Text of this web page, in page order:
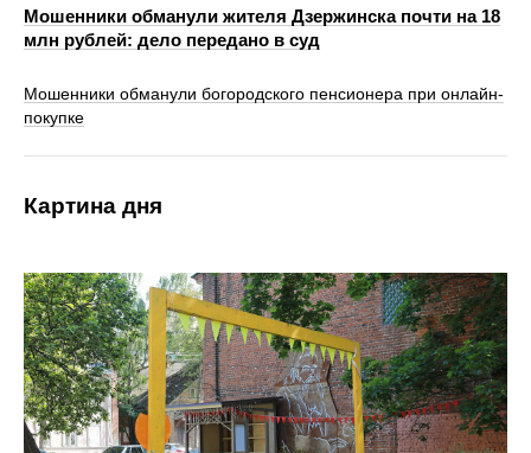
Мошенники обманули жителя Дзержинска почти на 18
млн рублей: дело передано в суд
Мошенники обманули богородского пенсионера при онлайн-
покупке
Картина дня